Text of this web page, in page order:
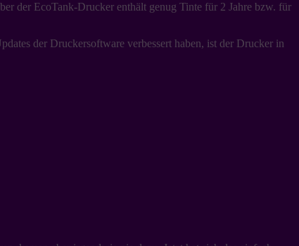
der EcoTank-Drucker enthält genug Tinte für 2 Jahre bzw. für
der Druckersoftware verbessert haben, ist der Drucker in